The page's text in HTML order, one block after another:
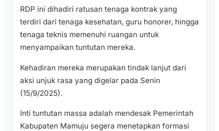
RDP ini dihadiri ratusan tenaga kontrak yang
terdiri dari tenaga kesehatan, guru honorer, hingga
tenaga teknis memenuhi ruangan untuk
menyampaikan tuntutan mereka.
Kehadiran mereka merupakan tindak lanjut dari
aksi unjuk rasa yang digelar pada Senin
(15/9/2025).
Inti tuntutan massa adalah mendesak Pemerintah
Kabupaten Mamuju segera menetapkan formasi